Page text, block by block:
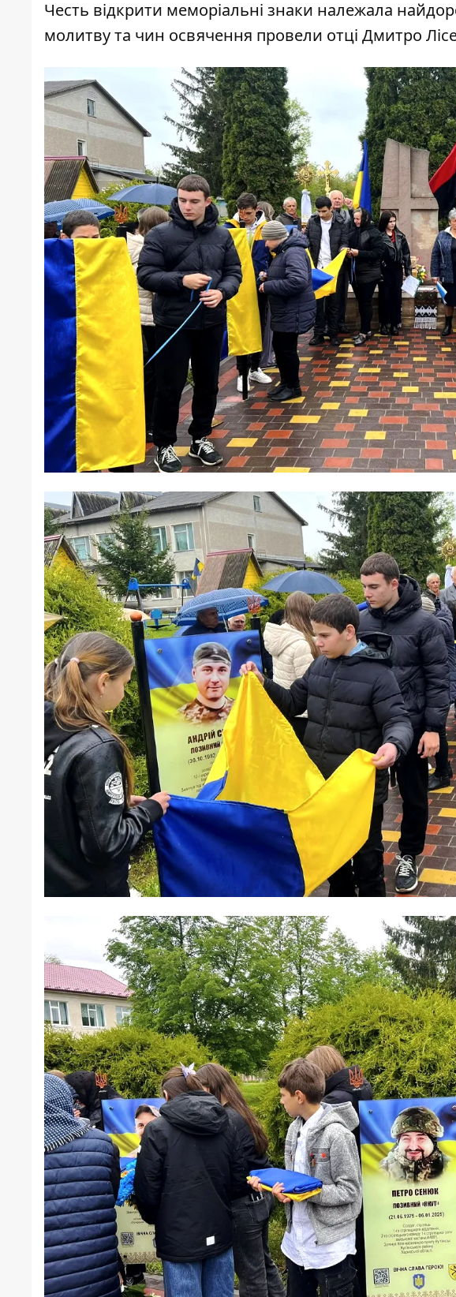
Честь відкрити меморіальні знаки належала
молитву та чин освячення провели отці Дмитро